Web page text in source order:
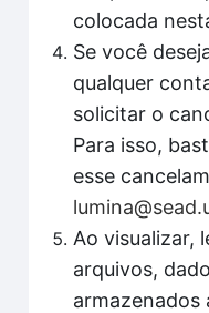
colocada
Se você
qualquer
solicitar o
Para isso,
esse
Ao visualizar,
arquivos,
armazenados